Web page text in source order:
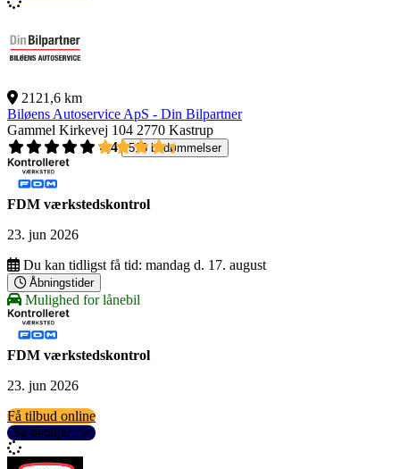
2121,6 km
Biløens Autoservice ApS - Din Bilpartner
Gammel Kirkevej 104 2770 Kastrup
4,4
516 bedømmelser
FDM værkstedskontrol
23. jun 2026
Du kan tidligst få tid: mandag d. 17. august
Åbningstider
Mulighed for lånebil
FDM værkstedskontrol
23. jun 2026
Få tilbud online
Se detaljer